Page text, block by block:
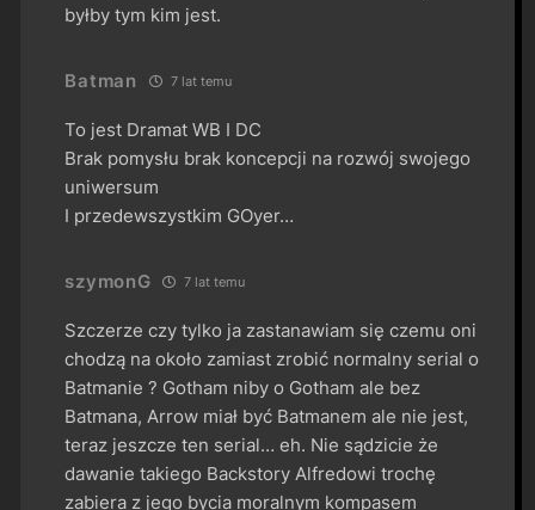
byłby tym kim jest.
Batman 7 lat temu
To jest Dramat WB I DC
Brak pomysłu brak koncepcji na rozwój swojego
uniwersum
I przedewszystkim GOyer…
szymonG 7 lat temu
Szczerze czy tylko ja zastanawiam się czemu oni
chodzą na około zamiast zrobić normalny serial o
Batmanie ? Gotham niby o Gotham ale bez
Batmana, Arrow miał być Batmanem ale nie jest,
teraz jeszcze ten serial… eh. Nie sądzicie że
dawanie takiego Backstory Alfredowi trochę
zabiera z jego bycia moralnym kompasem